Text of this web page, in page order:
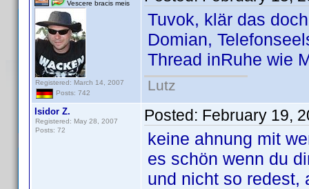
Vescere bracis meis
Registered: March 14, 2007
Posts: 742
Tuvok, klär das
Domian,
Thread inRuhe wie
Lutz
Isidor Z.
Registered: May 28, 2007
Posts: 72
Posted: February 19,
keine ahnung mit
es schön wenn du
und nicht so redest,